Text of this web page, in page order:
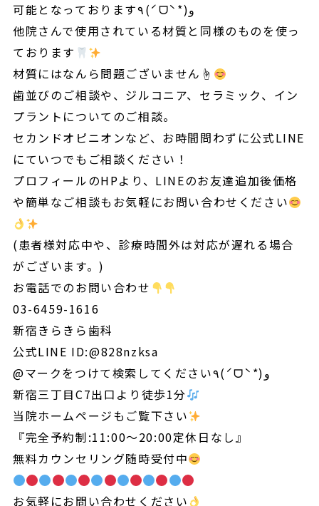
可能となっております٩(ˊᗜˋ*)و
他院さんで使用されている材質と同様のものを使っ
ております
材質にはなんら問題ございません☝
歯並びのご相談や、ジルコニア、セラミック、イン
プラントについてのご相談。
セカンドオピニオンなど、お時間問わずに公式LINE
にていつでもご相談ください！
プロフィールのHPより、LINEのお友達追加後価格
や簡単なご相談もお気軽にお問い合わせください
(患者様対応中や、診療時間外は対応が遅れる場合
がございます。)
お電話でのお問い合わせ
03-6459-1616
新宿きらきら歯科
公式LINE ID:@828nzksa
@マークをつけて検索してください٩(ˊᗜˋ*)و
新宿三丁目C7出口より徒歩1分
当院ホームページもご覧下さい
『完全予約制:11:00～20:00定休日なし』
無料カウンセリング随時受付中
お気軽にお問い合わせください